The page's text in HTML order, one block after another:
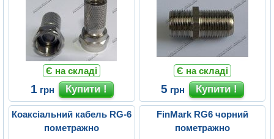
Є на складі
1 грн
Є на складі
5 грн
Коаксіальний кабель RG-6
пометражно
FinMark RG6 чорний
пометражно